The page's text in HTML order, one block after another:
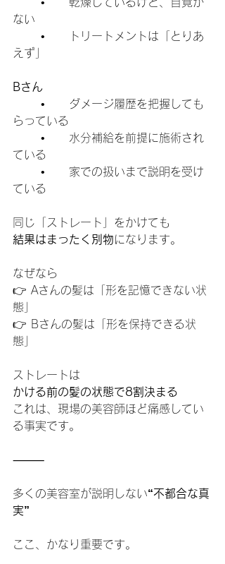
ない
えず」
Bさん
らっている
ている
ている
同じ「ストレート」をかけても
結果はまったく別物になります。
なぜなら
👉 Aさんの髪は「形を記憶できない状
態」
👉 Bさんの髪は「形を保持できる状
態」
ストレートは
かける前の髪の状態で8割決まる
これは、現場の美容師ほど痛感してい
る事実です。
⸻
多くの美容室が説明しない“不都合な真
実”
ここ、かなり重要です。